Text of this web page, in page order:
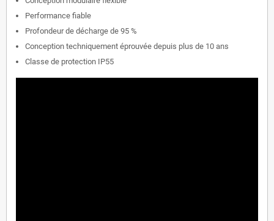
Performance fiable
Profondeur de décharge de 95 %
Conception techniquement éprouvée depuis plus de 10 ans
Classe de protection IP55